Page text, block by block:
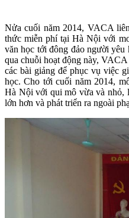
Nửa cuối năm 2014, VACA
thức miễn phí tại Hà Nội với
văn học tới đông đảo người
qua chuỗi hoạt động này,
các bài giảng để phục vụ việc
học. Cho tới cuối năm 2014,
Hà Nội với qui mô vừa và nhỏ,
lớn hơn và phát triển ra ngoài